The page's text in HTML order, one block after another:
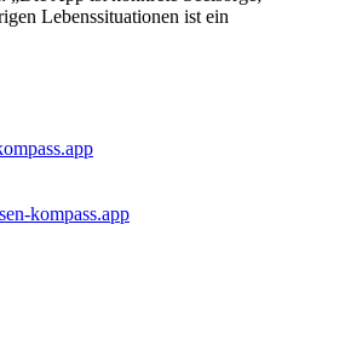
Lebenssituationen ist ein
kompass.app­­­­